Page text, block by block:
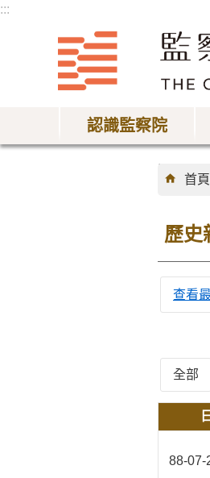
:::
認識監察院
:::
首頁
歷史
查看
全部
88-07-